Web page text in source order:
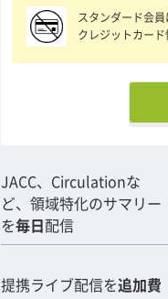
スタンダード会員
クレジットカード
JACC、Circulationな
ど、領域特化のサマリー
を毎日 配信
提携ライブ配信を追加費